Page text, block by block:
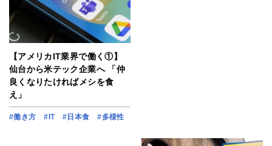
【アメリカIT業界で働く①】
仙台から米テック企業へ 「仲
良くなりたければメシを食
え」
#働き方 #IT #日本食 #多様性